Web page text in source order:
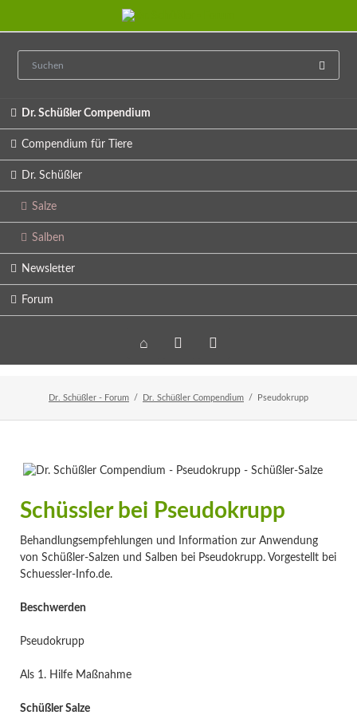
Dr. Schüßler Compendium
Compendium für Tiere
Dr. Schüßler
Salze
Salben
Newsletter
Forum
Home Veranstaltungen
Newsletter
Dr. Schüßler - Forum Dr. Schüßler Compendium Pseudokrupp
Schüssler bei Pseudokrupp
Behandlungsempfehlungen und Information zur Anwendung
von Schüßler-Salzen und Salben bei Pseudokrupp. Vorgestellt bei
Schuessler-Info.de.
Beschwerden
Pseudokrupp
Als 1. Hilfe Maßnahme
Schüßler Salze